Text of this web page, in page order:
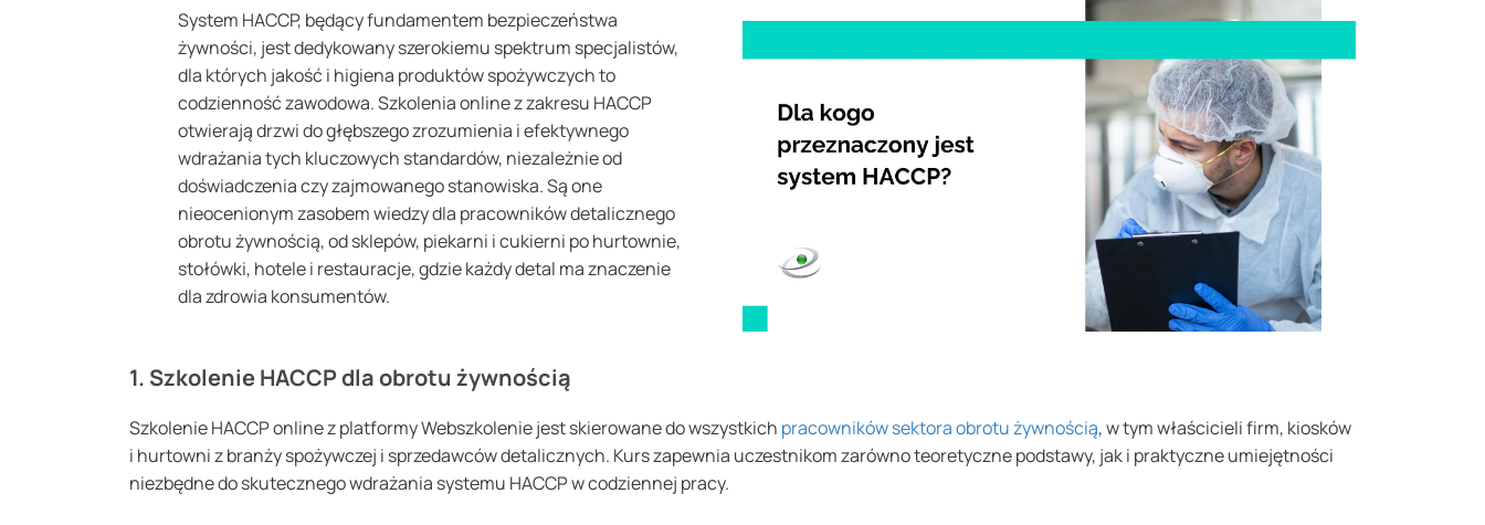
System HACCP, będący fundamentem bezpieczeństwa
żywności, jest dedykowany szerokiemu spektrum specjalistów,
dla których jakość i higiena produktów spożywczych to
codzienność zawodowa. Szkolenia online z zakresu HACCP
otwierają drzwi do głębszego zrozumienia i efektywnego
wdrażania tych kluczowych standardów, niezależnie od
doświadczenia czy zajmowanego stanowiska. Są one
nieocenionym zasobem wiedzy dla pracowników detalicznego
obrotu żywnością, od sklepów, piekarni i cukierni po hurtownie,
stołówki, hotele i restauracje, gdzie każdy detal ma znaczenie
dla zdrowia konsumentów.
1. Szkolenie HACCP dla obrotu żywnością
Szkolenie HACCP online z platformy Webszkolenie jest skierowane do wszystkich pracowników sektora obrotu żywnością, w tym właścicieli firm, kiosków
i hurtowni z branży spożywczej i sprzedawców detalicznych. Kurs zapewnia uczestnikom zarówno teoretyczne podstawy, jak i praktyczne umiejętności
niezbędne do skutecznego wdrażania systemu HACCP w codziennej pracy.